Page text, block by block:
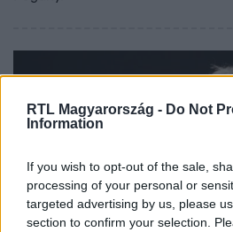
RTL Magyarország - Do Not
Information
If you wish to opt-out of the sale,
processing of your personal or
targeted advertising by us, please
section to confirm your selection.